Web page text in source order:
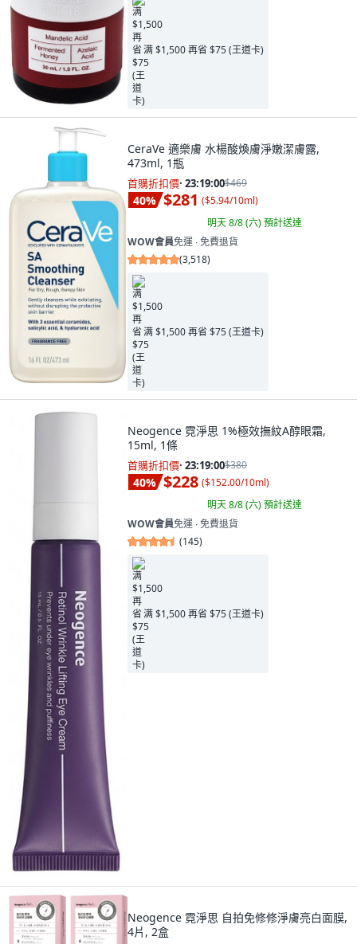
满 $1,500 再省 $75 (王道卡)
CeraVe 適樂膚 水楊酸煥膚淨嫩潔膚露,
473ml, 1瓶
首購折扣價· 23:18:58$469
40% $281 ($5.94/10ml)
明天 8/8 (六)預計送達
WOW會員免運 ∙ 免費退貨
(3,518)
满 $1,500 再省 $75 (王道卡)
Neogence 霓淨思 1%極效撫紋A醇眼霜,
15ml, 1條
首購折扣價· 23:18:58$380
40% $228 ($152.00/10ml)
明天 8/8 (六)預計送達
WOW會員免運 ∙ 免費退貨
(145)
满 $1,500 再省 $75 (王道卡)
Neogence 霓淨思 自拍免修修淨膚亮白面膜,
4片, 2盒